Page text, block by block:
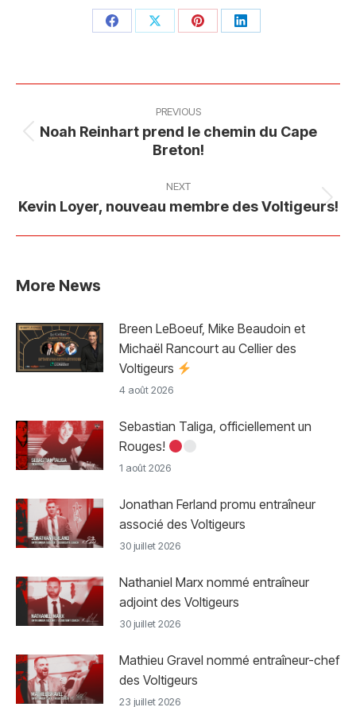
Share Share Share Share
navigation
PREVIOUS
Previous
post:
Noah Reinhart prend le chemin du Cape
Breton!
NEXT
Next
Kevin Loyer, nouveau membre des Voltigeurs!
More News
Breen LeBoeuf, Mike Beaudoin et
Michaël Rancourt au Cellier des
Voltigeurs
4 août 2026
Sebastian Taliga, officiellement un
Rouges!
1 août 2026
Jonathan Ferland promu entraîneur
associé des Voltigeurs
30 juillet 2026
Nathaniel Marx nommé entraîneur
adjoint des Voltigeurs
30 juillet 2026
Mathieu Gravel nommé entraîneur-chef
des Voltigeurs
23 juillet 2026